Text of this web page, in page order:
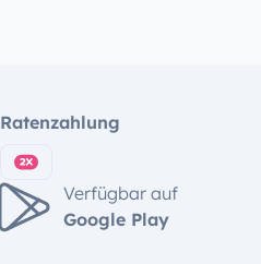
Ratenzahlung
Verfügbar auf
Google Play